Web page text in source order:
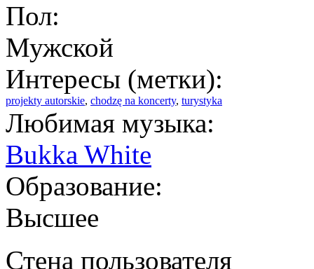
Пол:
Мужской
Интересы (метки):
projekty autorskie, chodzę na koncerty, turystyka
Любимая музыка:
Bukka White
Образование:
Высшее
Стена пользователя